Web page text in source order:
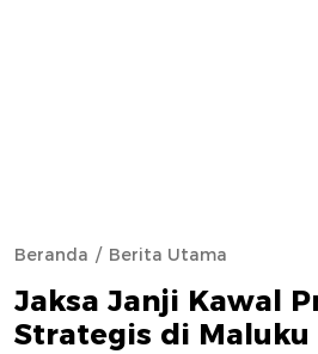
Beranda Berita Utama
Jaksa Janji Kawal
Strategis di Maluku